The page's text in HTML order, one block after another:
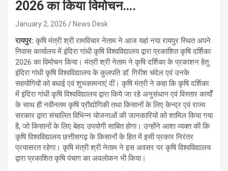
2026 का किया विमोचन….
January 2, 2026 News Desk
रायपुर:कृषि मंत्री श्री रामविचार नेताम ने आज यहां नया रायपुर स्थित अपने
निवास कार्यालय में इंदिरा गांधी कृषि विश्वविद्यालय द्वारा प्रकाशित कृषि दर्शिका
2026 का विमोचन किया। मंत्री श्री नेताम ने कृषि दर्शिका के प्रकाशन हेतु
इंदिरा गांधी कृषि विश्वविद्यालय के कुलपति डॉ. गिरीश चंदेल एवं उनके
सहयोगियों को बधाई एवं शुभकामनाएं दीं। कृषि मंत्री ने कहा कि कृषि दर्शिका
में इंदिरा गांधी कृषि विश्वविद्यालय द्वारा किये जा रहे अनुसंधान एवं विस्तार कार्यों
के साथ ही नवीनतम कृषि प्रौद्योगिकी तथा किसानों के लिए केन्द्र एवं राज्य
सरकार द्वारा संचालित विभिन्न योजनाओं की जानकारियों को शामिल किया गया
है, जो किसानों के लिए बेहद उपयोगी साबित होगा। उन्होंने आशा व्यक्त की कि
कृषि विश्वविद्यालय छत्तीसगढ़ के किसानों के हित में इसी प्रकार निरंतर
प्रयासरत रहेगा। कृषि मंत्री श्री नेताम ने इस अवसर पर कृषि विश्वविद्यालय
द्वारा प्रकाशित कृषि पंचाग का अवलोकन भी किया।